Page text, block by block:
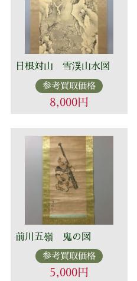
日根対山 雪渓山水図
参考買取価格
8,000円
前川五嶺 鬼の図
参考買取価格
5,000円